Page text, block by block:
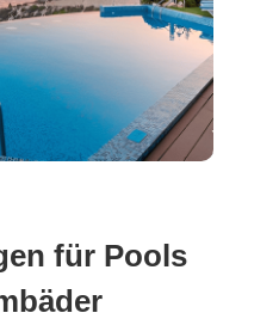
für Pools